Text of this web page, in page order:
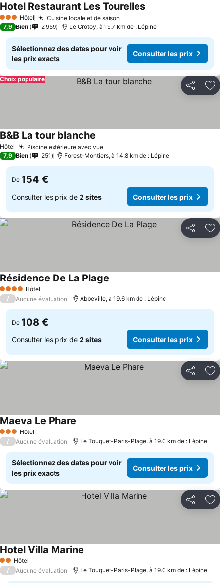
3 ÉtoilesHôtel Cuisine locale et de saison
Hotel Restaurant Les TourellesConsulter les prix
7,9 Bien 2 959 Le Crotoy, à 19.7 km de : Lépine
Sélectionnez des dates pour voir
les prix exacts
Consulter les prix
Partager
Choix populaire
Hôtel Piscine extérieure avec vueConsulter les prix
B&B La tour blanche
7,9 Bien 251 Forest-Montiers, à 14.8 km de : Lépine
De 154 €
Consulter les prix de 2 sites Consulter les prix
Partager
4 Étoiles Hôtel
Résidence De La Plage
/ Aucune évaluation Abbeville, à 19.6 km de : Lépine
De 108 €
Consulter les prix de 2 sites Consulter les prix
Partager
3 ÉtoilesHôtel
Maeva Le Phare
/ Aucune évaluation Le Touquet-Paris-Plage, à 19.0 km de : Lépine
Sélectionnez des dates pour voir
les prix exacts
Consulter les prix
Partager
2 Étoiles
Hôtel
Hotel Villa Marine
/ Aucune évaluation Le Touquet-Paris-Plage, à 19.0 km de : Lépine